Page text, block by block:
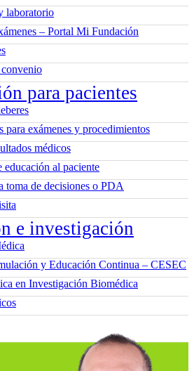
laboratorio
– Portal Mi Fundación
para pacientes
para exámenes y procedimientos
médicos
educación al paciente
toma de decisiones o PDA
e investigación
y Educación Continua – CESEC
en Investigación Biomédica